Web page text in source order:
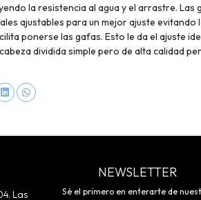
la resistencia al agua y el arrastre. Las
ajustables para un mejor ajuste evitando
ponerse las gafas. Esto le da el ajuste
dividida simple pero de alta calidad
Las
NEWSLETTER
Sé el primero en enterarte de